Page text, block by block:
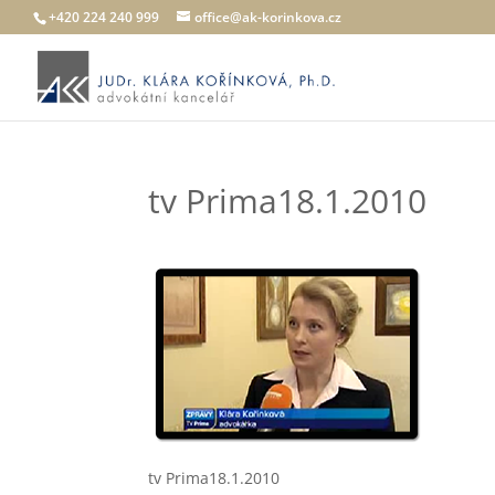
+420 224 240 999 office@ak-korinkova.cz
tv Prima18.1.2010
tv Prima18.1.2010